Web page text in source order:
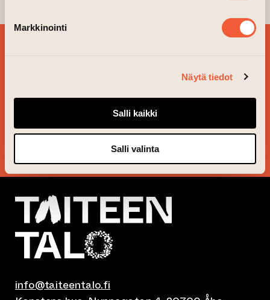
Markkinointi
Näytä tiedot
Salli kaikki
Salli valinta
BESTÄLL VÅRT
info@taiteentalo.fi